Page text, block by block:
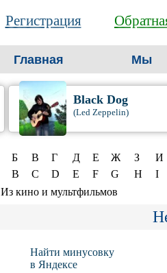
Регистрация
Главная Мы
Black Dog
(Led Zeppelin)
Б В Г Д Е Ж З И
B C D E F G H I
Из кино и мультфильмов
Найти минусовку
в Яндексе